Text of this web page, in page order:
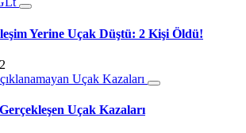
Yerine Uçak Düştü: 2 Kişi Öldü!
Uçak Kazaları